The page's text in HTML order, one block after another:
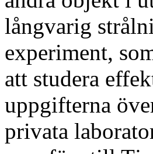
långvarig
experiment,
att studera
uppgifterna
privata